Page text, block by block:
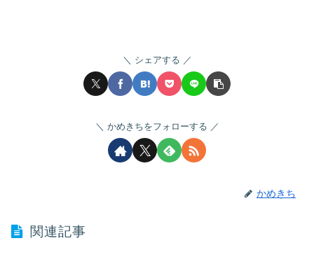
シェアする
かめきちをフォローする
かめきち
関連記事